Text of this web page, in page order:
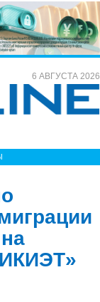
6 АВГУСТА 2026